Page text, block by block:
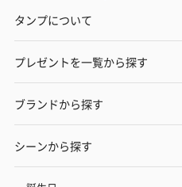
タンプについて
プレゼントを一覧から探す
ブランドから探す
シーンから探す